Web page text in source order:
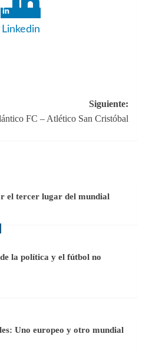
Linkedin
Siguiente:
FC – Atlético San Cristóbal
el tercer lugar del mundial
la política y el fútbol no
Uno europeo y otro mundial